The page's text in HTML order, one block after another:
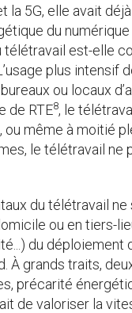
5G, elle avait
du
télétravail est-elle
plus
ou locaux
de RTE8, le
ou même à moitié
le télétravail
du télétravail
ou en tiers-
du
À grands traits,
précarité
de valoriser la